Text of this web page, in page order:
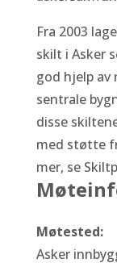
Fra 2003
skilt i Asker
god hjelp av
sentrale
disse
med støtte
mer, se
Møtested:
Asker